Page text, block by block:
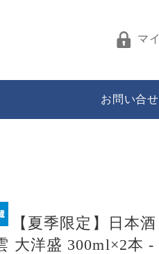
マ
お問い合せ
【夏季限定】日本
大洋盛 300ml×2本 -